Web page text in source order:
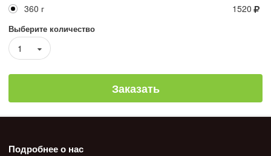
360 г 1520
Выберите количество
1
Заказать
Подробнее о нас